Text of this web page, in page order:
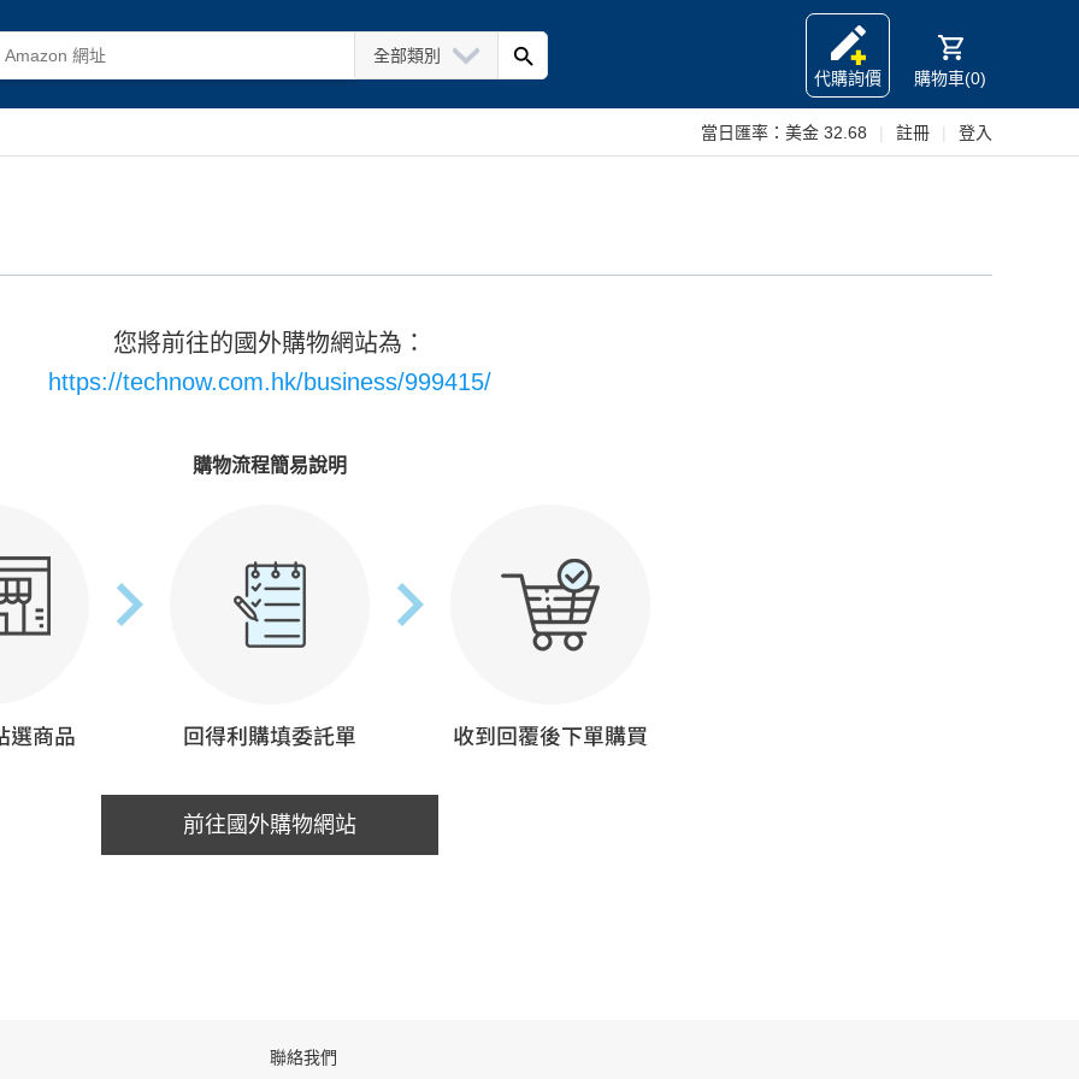
全部類別
代購詢價
購物車(0)
當日匯率： 美金 32.68 註冊 登入
您將前往的國外購物網站為：
https://technow.com.hk/business/999415/
購物流程簡易說明
前往國外購物網站
聯絡我們